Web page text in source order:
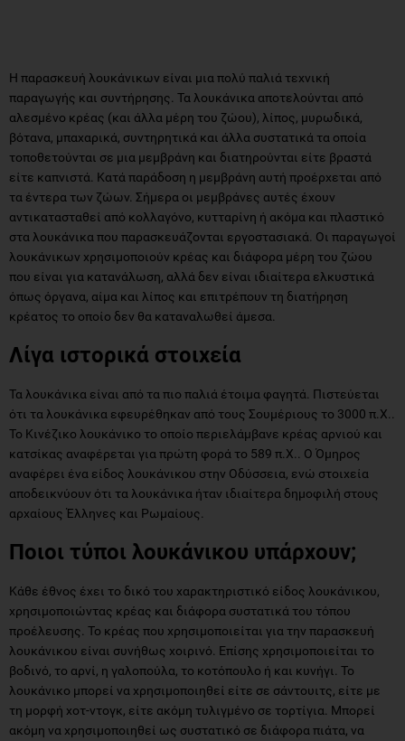
Η παρασκευή λουκάνικων είναι μια πολύ παλιά τεχνική
παραγωγής και συντήρησης. Τα λουκάνικα αποτελούνται από
αλεσμένο κρέας (και άλλα μέρη του ζώου), λίπος, μυρωδικά,
βότανα, μπαχαρικά, συντηρητικά και άλλα συστατικά τα οποία
τοποθετούνται σε μια μεμβράνη και διατηρούνται είτε βραστά
είτε καπνιστά. Κατά παράδοση η μεμβράνη αυτή προέρχεται από
τα έντερα των ζώων. Σήμερα οι μεμβράνες αυτές έχουν
αντικατασταθεί από κολλαγόνο, κυτταρίνη ή ακόμα και πλαστικό
στα λουκάνικα που παρασκευάζονται εργοστασιακά. Οι παραγωγοί
λουκάνικων χρησιμοποιούν κρέας και διάφορα μέρη του ζώου
που είναι για κατανάλωση, αλλά δεν είναι ιδιαίτερα ελκυστικά
όπως όργανα, αίμα και λίπος και επιτρέπουν τη διατήρηση
κρέατος το οποίο δεν θα καταναλωθεί άμεσα.
Λίγα ιστορικά στοιχεία
Τα λουκάνικα είναι από τα πιο παλιά έτοιμα φαγητά. Πιστεύεται
ότι τα λουκάνικα εφευρέθηκαν από τους Σουμέριους το 3000 π.Χ..
Το Κινέζικο λουκάνικο το οποίο περιελάμβανε κρέας αρνιού και
κατσίκας αναφέρεται για πρώτη φορά το 589 π.Χ.. Ο Όμηρος
αναφέρει ένα είδος λουκάνικου στην Οδύσσεια, ενώ στοιχεία
αποδεικνύουν ότι τα λουκάνικα ήταν ιδιαίτερα δημοφιλή στους
αρχαίους Έλληνες και Ρωμαίους.
Ποιοι τύποι λουκάνικου υπάρχουν;
Κάθε έθνος έχει το δικό του χαρακτηριστικό είδος λουκάνικου,
χρησιμοποιώντας κρέας και διάφορα συστατικά του τόπου
προέλευσης. Το κρέας που χρησιμοποιείται για την παρασκευή
λουκάνικου είναι συνήθως χοιρινό. Επίσης χρησιμοποιείται το
βοδινό, το αρνί, η γαλοπούλα, το κοτόπουλο ή και κυνήγι. Το
λουκάνικο μπορεί να χρησιμοποιηθεί είτε σε σάντουιτς, είτε με
τη μορφή χοτ-ντογκ, είτε ακόμη τυλιγμένο σε τορτίγια. Μπορεί
ακόμη να χρησιμοποιηθεί ως συστατικό σε διάφορα πιάτα, να